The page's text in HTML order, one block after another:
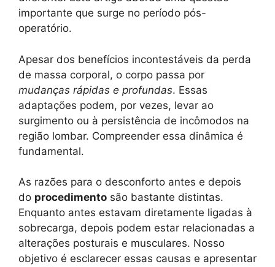
importante que surge no período pós-
operatório.
Apesar dos benefícios incontestáveis da perda
de massa corporal, o corpo passa por
mudanças rápidas e profundas. Essas
adaptações podem, por vezes, levar ao
surgimento ou à persistência de incômodos na
região lombar. Compreender essa dinâmica é
fundamental.
As razões para o desconforto antes e depois
do procedimento são bastante distintas.
Enquanto antes estavam diretamente ligadas à
sobrecarga, depois podem estar relacionadas a
alterações posturais e musculares. Nosso
objetivo é esclarecer essas causas e apresentar